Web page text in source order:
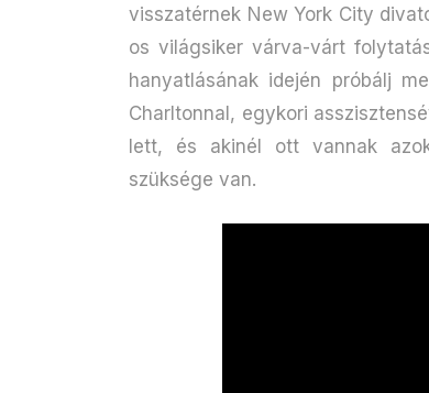
visszatérnek New York City
os világsiker várva-várt
hanyatlásának idején próbálj
Charltonnal, egykori
lett, és akinél ott vannak
szüksége van.